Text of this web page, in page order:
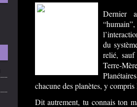
Dernier
du
relié,
Terre-
chacune des planètes, y
Dit autrement, tu connais ton